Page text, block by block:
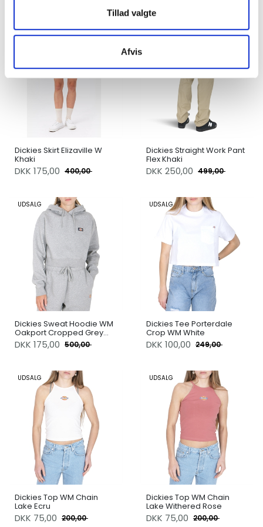
Tillad valgte
Afvis
UDSALG
Dickies Skirt Elizaville W
Khaki
DKK 175,00 400,00
UDSALG
Dickies Straight Work Pant
Flex Khaki
DKK 250,00 499,00
UDSALG
Dickies Sweat Hoodie WM
Oakport Cropped Grey
Melange
DKK 175,00 500,00
UDSALG
Dickies Tee Porterdale
Crop WM White
DKK 100,00 249,00
UDSALG
Dickies Top WM Chain
Lake Ecru
DKK 75,00 200,00
UDSALG
Dickies Top WM Chain
Lake Withered Rose
DKK 75,00 200,00